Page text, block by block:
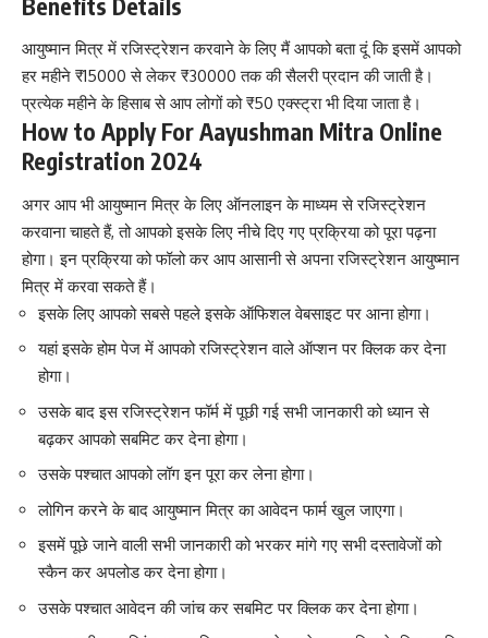
Benefits Details
आयुष्मान मित्र में रजिस्ट्रेशन करवाने के लिए मैं आपको बता दूं कि इसमें आपको
हर महीने ₹15000 से लेकर ₹30000 तक की सैलरी प्रदान की जाती है।
प्रत्येक महीने के हिसाब से आप लोगों को ₹50 एक्स्ट्रा भी दिया जाता है।
How to Apply For Aayushman Mitra Online
Registration 2024
अगर आप भी आयुष्मान मित्र के लिए ऑनलाइन के माध्यम से रजिस्ट्रेशन
करवाना चाहते हैं, तो आपको इसके लिए नीचे दिए गए प्रक्रिया को पूरा पढ़ना
होगा। इन प्रक्रिया को फॉलो कर आप आसानी से अपना रजिस्ट्रेशन आयुष्मान
मित्र में करवा सकते हैं।
इसके लिए आपको सबसे पहले इसके ऑफिशल वेबसाइट पर आना होगा।
यहां इसके होम पेज में आपको रजिस्ट्रेशन वाले ऑप्शन पर क्लिक कर देना
होगा।
उसके बाद इस रजिस्ट्रेशन फॉर्म में पूछी गई सभी जानकारी को ध्यान से
बढ़कर आपको सबमिट कर देना होगा।
उसके पश्चात आपको लॉग इन पूरा कर लेना होगा।
लोगिन करने के बाद आयुष्मान मित्र का आवेदन फार्म खुल जाएगा।
इसमें पूछे जाने वाली सभी जानकारी को भरकर मांगे गए सभी दस्तावेजों को
स्कैन कर अपलोड कर देना होगा।
उसके पश्चात आवेदन की जांच कर सबमिट पर क्लिक कर देना होगा।